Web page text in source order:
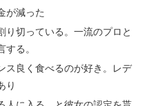
が減った
り切っている。一流のプロと
る。
ス良く食べるのが好き。レデ
り